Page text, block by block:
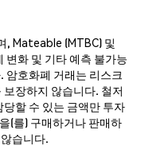
, Mateable (MTBC) 및
변화 및 기타 예측 불가능
암호화폐 거래는 리스크
장하지 않습니다. 철저
할 수 있는 금액만 투자
(를) 구매하거나 판매하
습니다.